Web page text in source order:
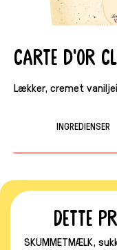
Carte d'Or
Lækker, cremet
INGREDIENSER
Dette
SKUMMETMÆLK,